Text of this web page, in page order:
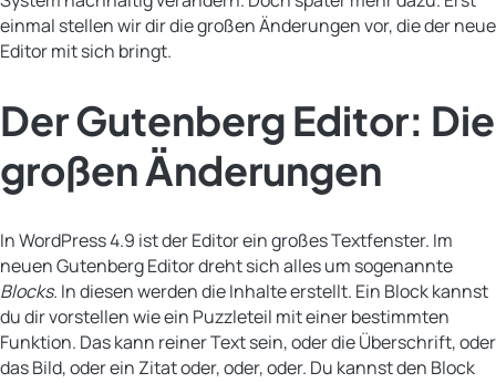
einmal stellen wir dir die großen Änderungen vor, die der neue
Editor mit sich bringt.
Der Gutenberg Editor: Die
großen Änderungen
In WordPress 4.9 ist der Editor ein großes Textfenster. Im
neuen Gutenberg Editor dreht sich alles um sogenannte
Blocks. In diesen werden die Inhalte erstellt. Ein Block kannst
du dir vorstellen wie ein Puzzleteil mit einer bestimmten
Funktion. Das kann reiner Text sein, oder die Überschrift, oder
das Bild, oder ein Zitat oder, oder, oder. Du kannst den Block